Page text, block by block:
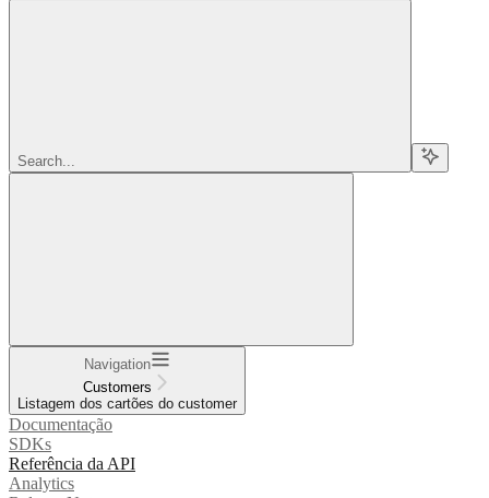
Search...
Navigation
Customers
Listagem dos cartões do customer
Documentação
SDKs
Referência da API
Analytics